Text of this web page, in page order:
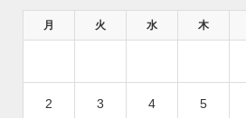
月 火 水 木
2 3 4 5